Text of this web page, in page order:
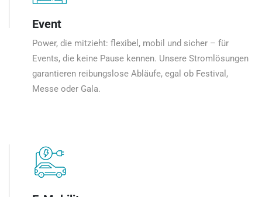
Event
Power, die mitzieht: flexibel, mobil und sicher – für
Events, die keine Pause kennen. Unsere Stromlösungen
garantieren reibungslose Abläufe, egal ob Festival,
Messe oder Gala.